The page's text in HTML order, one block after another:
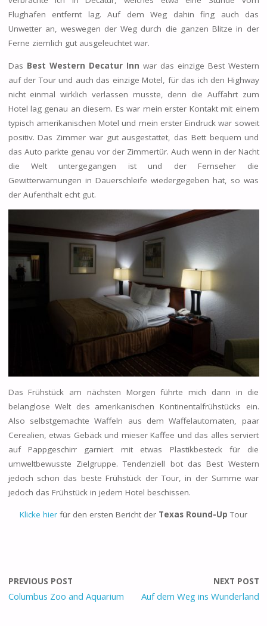
Flughafen entfernt lag. Auf dem Weg dahin fing auch das
Unwetter an, weswegen der Weg durch die ganzen Blitze in der
Ferne ziemlich gut ausgeleuchtet war.
Das Best Western Decatur Inn war das einzige Best Western
auf der Tour und auch das einzige Motel, für das ich den Highway
nicht einmal wirklich verlassen musste, denn die Auffahrt zum
Hotel lag genau an diesem. Es war mein erster Kontakt mit einem
typisch amerikanischen Motel und mein erster Eindruck war soweit
positiv. Das Zimmer war gut ausgestattet, das Bett bequem und
das Auto parkte genau vor der Zimmertür. Auch wenn in der Nacht
die Welt untergegangen ist und der Fernseher die
Gewitterwarnungen in Dauerschleife wiedergegeben hat, so was
der Aufenthalt echt gut.
Das Frühstück am nächsten Morgen führte mich dann in die
belanglose Welt des amerikanischen Kontinentalfrühstücks ein.
Also selbstgemachte Waffeln aus dem Waffelautomaten, paar
Cerealien, etwas Gebäck und mieser Kaffee und das alles serviert
auf Pappgeschirr garniert mit etwas Plastikbesteck für die
umweltbewusste Zielgruppe. Tendenziell bot das Best Western
jedoch schon das beste Frühstück der Tour, in der Summe war
jedoch das Frühstück in jedem Hotel beschissen.
Klicke hier für den ersten Bericht der Texas Round-Up Tour
PREVIOUS POST
Columbus Zoo and Aquarium
NEXT POST
Auf dem Weg ins Wunderland